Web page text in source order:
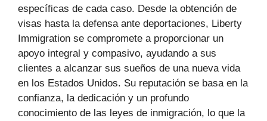
específicas de cada caso. Desde la obtención de
visas hasta la defensa ante deportaciones, Liberty
Immigration se compromete a proporcionar un
apoyo integral y compasivo, ayudando a sus
clientes a alcanzar sus sueños de una nueva vida
en los Estados Unidos. Su reputación se basa en la
confianza, la dedicación y un profundo
conocimiento de las leyes de inmigración, lo que la